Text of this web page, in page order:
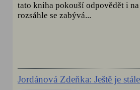
tato kniha pokouší odpovědět i
rozsáhle se zabývá...
Jordánová Zdeňka: Ještě je